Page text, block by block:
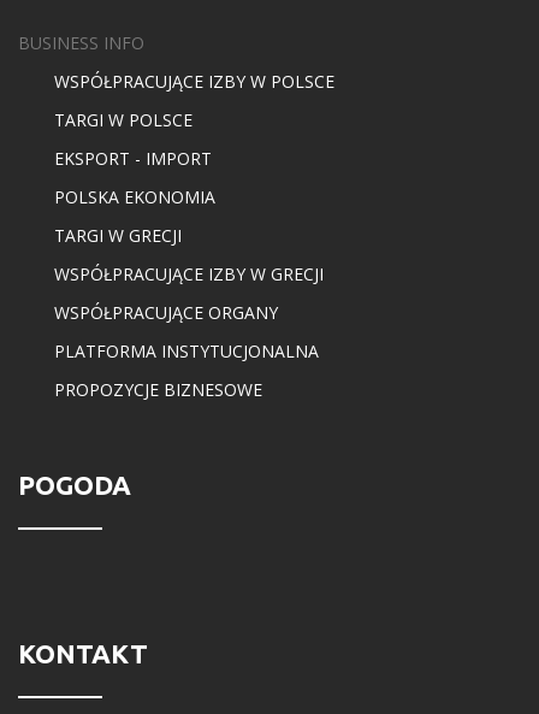
BUSINESS INFO
WSPÓŁPRACUJĄCE IZBY W POLSCE
TARGI W POLSCE
EKSPORT - IMPORT
POLSKA EKONOMIA
TARGI W GRECJI
WSPÓŁPRACUJĄCE IZBY W GRECJI
WSPÓŁPRACUJĄCE ORGANY
PLATFORMA INSTYTUCJONALNA
PROPOZYCJE BIZNESOWE
POGODA
KONTAKT